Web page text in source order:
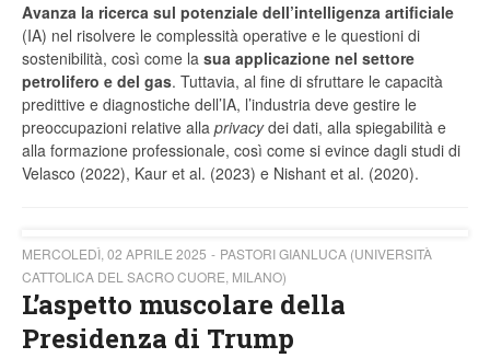
Avanza la ricerca sul potenziale dell’intelligenza artificiale
(IA) nel risolvere le complessità operative e le questioni di
sostenibilità, così come la sua applicazione nel settore
petrolifero e del gas. Tuttavia, al fine di sfruttare le capacità
predittive e diagnostiche dell’IA, l’industria deve gestire le
preoccupazioni relative alla privacydei dati, alla spiegabilità e
alla formazione professionale, così come si evince dagli studi di
Velasco (2022), Kaur et al. (2023) e Nishant et al. (2020).
MERCOLEDÌ, 02 APRILE 2025
PASTORI GIANLUCA (UNIVERSITÀ
CATTOLICA DEL SACRO CUORE, MILANO)
L’aspetto muscolare della
Presidenza di Trump